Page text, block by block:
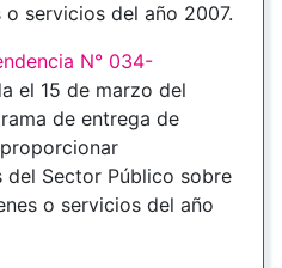
servicios del año 2007.
N° 034-
el 15 de marzo del
de entrega de
del Sector Público sobre
o servicios del año